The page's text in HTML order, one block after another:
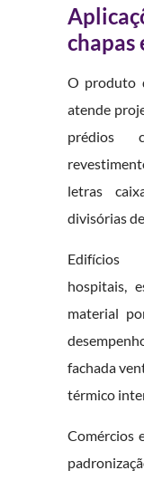
chapas
O produto
atende
prédios
letras
divisórias
Edifícios
hospitais,
material
fachada
térmico
Comércios